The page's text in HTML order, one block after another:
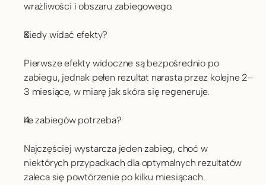
wrażliwości i obszaru zabiegowego.
Kiedy widać efekty?
Pierwsze efekty widoczne są bezpośrednio po
zabiegu, jednak pełen rezultat narasta przez kolejne 2–
3 miesiące, w miarę jak skóra się regeneruje.
Ile zabiegów potrzeba?
Najczęściej wystarcza jeden zabieg, choć w
niektórych przypadkach dla optymalnych rezultatów
zaleca się powtórzenie po kilku miesiącach.